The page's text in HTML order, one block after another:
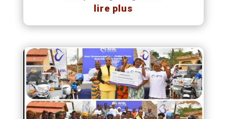
lire plus